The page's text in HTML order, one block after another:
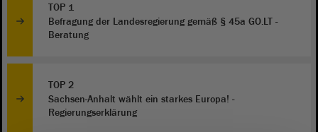
TOP 1
Befragung der Landesregierung gemäß § 45a GO.LT -
Beratung
TOP 2
Sachsen-Anhalt wählt ein starkes Europa! -
Regierungserklärung